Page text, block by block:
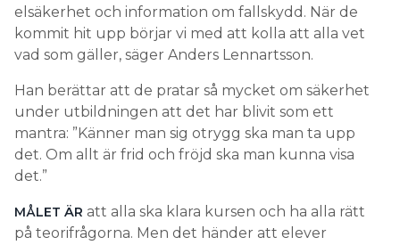
elsäkerhet och information om fallskydd. När de
kommit hit upp börjar vi med att kolla att alla vet
vad som gäller, säger Anders Lennartsson.
Han berättar att de pratar så mycket om säkerhet
under utbildningen att det har blivit som ett
mantra: ”Känner man sig otrygg ska man ta upp
det. Om allt är frid och fröjd ska man kunna visa
det.”
MÅLET ÄR att alla ska klara kursen och ha alla rätt
på teorifrågorna. Men det händer att elever